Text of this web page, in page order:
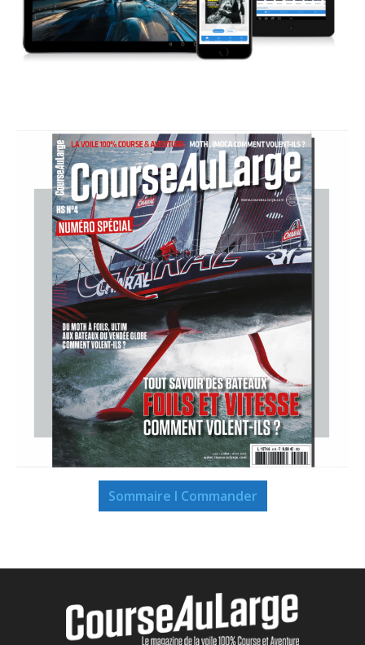
Sommaire I Commander